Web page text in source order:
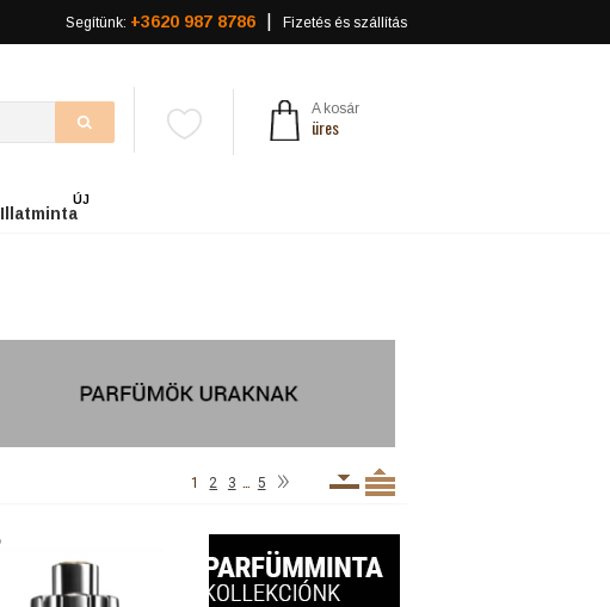
Segítünk: +3620 987 8786 Fizetés és szállítás
A kosár
üres
Illatminta
ÚJ
1 2 3 5 »